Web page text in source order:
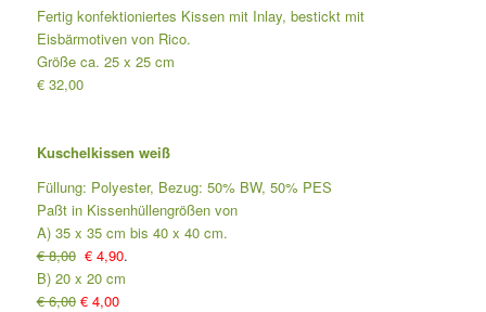
Fertig konfektioniertes Kissen mit Inlay, bestickt mit
Eisbärmotiven von Rico.
Größe ca. 25 x 25 cm
€ 32,00
Kuschelkissen weiß
Füllung: Polyester, Bezug: 50% BW, 50% PES
Paßt in Kissenhüllengrößen von
A) 35 x 35 cm bis 40 x 40 cm.
€ 8,00 € 4,90.
B) 20 x 20 cm
€ 6,00€ 4,00